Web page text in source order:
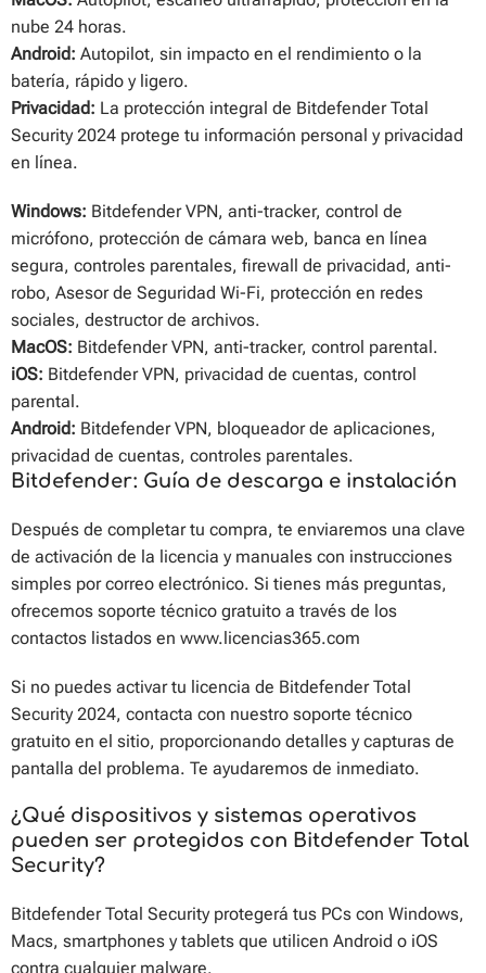
nube 24 horas.
Android: Autopilot, sin impacto en el rendimiento o la
batería, rápido y ligero.
Privacidad: La protección integral de Bitdefender Total
Security 2024 protege tu información personal y privacidad
en línea.
Windows: Bitdefender VPN, anti-tracker, control de
micrófono, protección de cámara web, banca en línea
segura, controles parentales, firewall de privacidad, anti-
robo, Asesor de Seguridad Wi-Fi, protección en redes
sociales, destructor de archivos.
MacOS: Bitdefender VPN, anti-tracker, control parental.
iOS: Bitdefender VPN, privacidad de cuentas, control
parental.
Android: Bitdefender VPN, bloqueador de aplicaciones,
privacidad de cuentas, controles parentales.
Bitdefender: Guía de descarga e instalación
Después de completar tu compra, te enviaremos una clave
de activación de la licencia y manuales con instrucciones
simples por correo electrónico. Si tienes más preguntas,
ofrecemos soporte técnico gratuito a través de los
contactos listados en www.licencias365.com
Si no puedes activar tu licencia de Bitdefender Total
Security 2024, contacta con nuestro soporte técnico
gratuito en el sitio, proporcionando detalles y capturas de
pantalla del problema. Te ayudaremos de inmediato.
¿Qué dispositivos y sistemas operativos
pueden ser protegidos con Bitdefender Total
Security?
Bitdefender Total Security protegerá tus PCs con Windows,
Macs, smartphones y tablets que utilicen Android o iOS
contra cualquier malware.